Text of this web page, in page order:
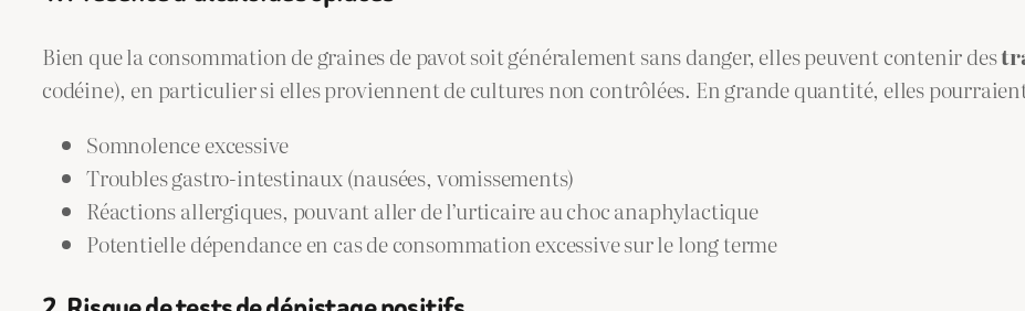
Bien que la consommation de graines de pavot soit généralement sans danger, elles peuvent contenir des
codéine), en particulier si elles proviennent de cultures non contrôlées. En grande quantité, elles
Somnolence excessive
Troubles gastro-intestinaux (nausées, vomissements)
Réactions allergiques, pouvant aller de l’urticaire au choc anaphylactique
Potentielle dépendance en cas de consommation excessive sur le long terme